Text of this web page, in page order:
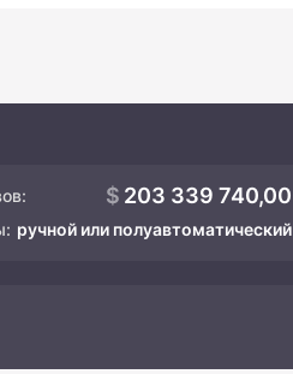
203 339 740,00
ручной или полуавтоматический